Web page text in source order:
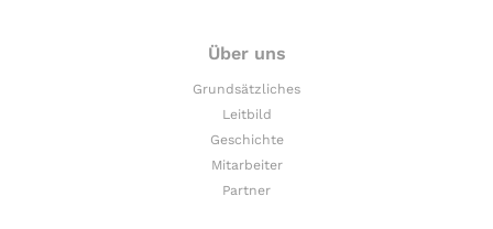
Über uns
Grundsätzliches
Leitbild
Geschichte
Mitarbeiter
Partner